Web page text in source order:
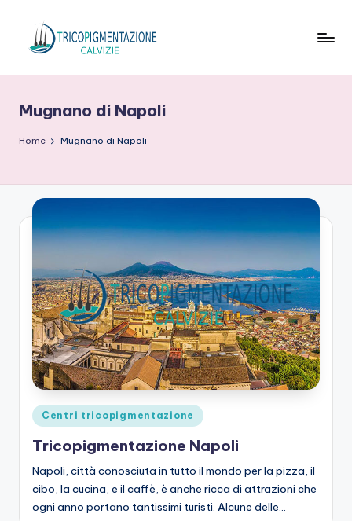
c
o
ig
m
e
n
t
a
zi
o
n
e
C
a
lv
Mugnano di Napoli
Home Mugnano di Napoli
Posted
in
Centri tricopigmentazione
Tricopigmentazione Napoli
Napoli, città conosciuta in tutto il mondo per la pizza, il
cibo, la cucina, e il caffè, è anche ricca di attrazioni che
ogni anno portano tantissimi turisti. Alcune delle…